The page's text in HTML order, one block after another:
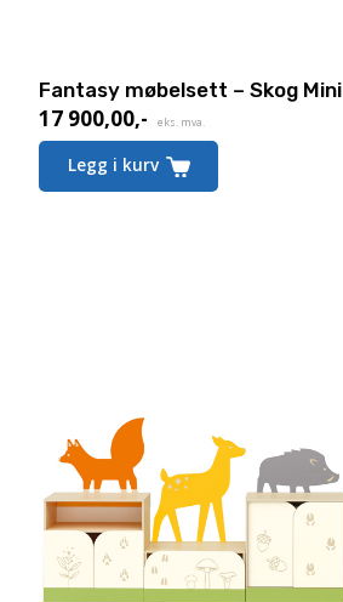
Fantasy møbelsett – Skog Mini
17 900,00,- eks. mva.
Legg i kurv